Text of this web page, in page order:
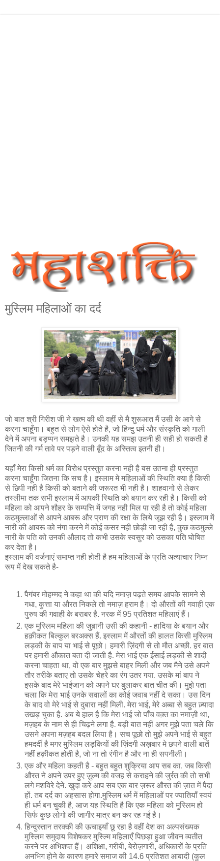
मुस्लिम महिलाओं का दर्द
जो बात श्री गिरीश जी ने खत्म की थी वहीं से मै शुरूआत मैं उसी के आगे से
करना चाहूँगा। बहुत से लोग ऐसे होते है, जो हिन्दु धर्म और संस्कृति को गाली
देने में अपना बड़प्‍पन समझते है। उनकी यह समझ उतनी ही सही हो सकती है
जितनी की गर्म तावे पर पड़ने वाली बूँद के अस्तित्‍व इतनी ही।
यहाँ मेरा किसी धर्म का विरोध प्रस्‍तुत करना नही है बस उतना ही प्रस्‍तुत
करना चाहूँगा जितना कि सच है। इस्लाम मे महिलाओं की स्थिति क्‍या है किसी
से छिपी नही है किसी को बताने की जरूरत भी नही है। शाहवानो से लेकर
तस्लीमा तक सभी इस्लाम में आपकी स्थिति को बयान कर रही है। किसी को
महिला को आपने शौहर के सम्पत्ति में जगह नही मिल पा रही है तो कोई महिला
कठमुल्लाओं से आपने आबरू और प्राण की रक्षा के लिये जूझ रही है। इस्लाम में
नारी की आबरू को नंगा करने में कोई कसर नही छोड़ी जा रही है, कुछ कठमुल्ले
नारी के पति को उनकी औलाद तो कभी उसके स्वसुर को उसका पति घोषित
कर देता है।
इस्लाम की वर्जनाएं समाप्‍त नही होती है हम महिलाओं के प्रति अत्याचार निम्‍न
रूप में देख सकते है-
पैगंबर मोहम्मद ने कहा था की यदि नमाज़ पढ़ते समय आपके सामने से
गधा, कुत्ता या औरत निकले तो नमाज़ हराम है। दो औरतों की गवाही एक
पुरुष की गवाही के बराबर है. नरक में 95 प्रतिशत महिलाएं हैं।
एक मुस्लिम महिला की जुब़ानी उसी की कहानी - हादिया के बयान और
हक़ीकत बिल्कुल बरअक्स हैं. इस्लाम में औरतों की हालत किसी मुस्लिम
लड़की के बाप या भाई से पूछो। हमारी ज़िंदगी से तो मौत अच्छी. हर बात
पर हमारी औकात बता दी जाती है. मेरा भाई एक ईसाई लड़की से शादी
करना चाहता था, वो एक बार मुझसे बाहर मिली और जब मैने उसे अपने
तौर तरीके बताए तो उसके चेहरे का रंग उतर गया. उसके मां बाप ने
इसके बाद मेरे भाईजान को अपने घर बुलाकर बात चीत की। मुझे पता
चला कि मेरा भाई उनके सवालों का कोई जवाब नहीं दे सका। उस दिन
के बाद वो मेरे भाई से दुबारा नहीं मिली. मेरा भाई, मेरे अब्बा से बहुत ज़्यादा
उखड़ चुका है. अब ये हाल है कि मेरा भाई जो पाँच वक़्त का नमाज़ी था,
मज़हब के नाम से ही चिढ़ने लगा है. बड़ी बात नहीं अगर मुझे पता चले कि
उसने अपना मज़हब बदल लिया है। सच पूछो तो मुझे अपने भाई से बहुत
हमदर्दी है मगर मुस्लिम लड़कियों की ज़िंदगी अख़बार मे छपने वाली बातें
नहीं हक़ीकत होती है, जो ना तो रंगीन है और ना ही सपनीली।
एक और महिला कहती है - बहुत बहुत शुक्रिया आप सब का. जब किसी
औरत ने अपने उपर हुए ज़ुल्म की वजह से कराहने की जुर्रत की तो सभी
लगे मशविरे देने. खुदा करे आप सब एक बार ज़रूर औरत की ज़ात में पैदा
हों. तब दर्द का अहसास होगा.मु‍स्लिम धर्म में महिलाओं पर ज्‍यातियॉं स्‍वयं
ही धर्म बन चुकी है, आज यह स्थिति है कि एक महिला को मुस्लिम हो
सिर्फ कुछ लोगो की जा‍गीर मात्र बन कर रह गई है।
हिन्दुस्तान तरक्की की ऊचाइयाँ छू रहा है वहीं देश का अल्पसंख्यक
मुस्लिम समुदाय विशेषकर मुस्ल्मि महिलाएँ पिछड़ा हुआ जीवन व्यतीत
करने पर अभिशप्त हैं। अशिक्षा, गरीबी, बेरोज़गारी, अधिकारों के प्रति
अनभिग होने के कारण हमारे समाज की 14.6 प्रतिशत आबादी (कुल